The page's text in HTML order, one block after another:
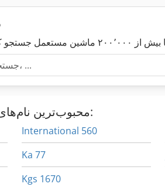
محبوب‌ترین نام‌های ماشین‌آلات را مرور کنید:
International 560
Ka 77
Kgs 1670